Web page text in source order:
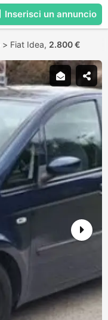
Inserisci un annuncio
> Fiat Idea, 2.800 €